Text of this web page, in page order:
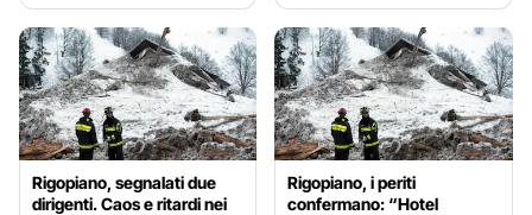
Rigopiano, segnalati due
dirigenti. Caos e ritardi nei
Rigopiano, i periti
confermano: “Hotel